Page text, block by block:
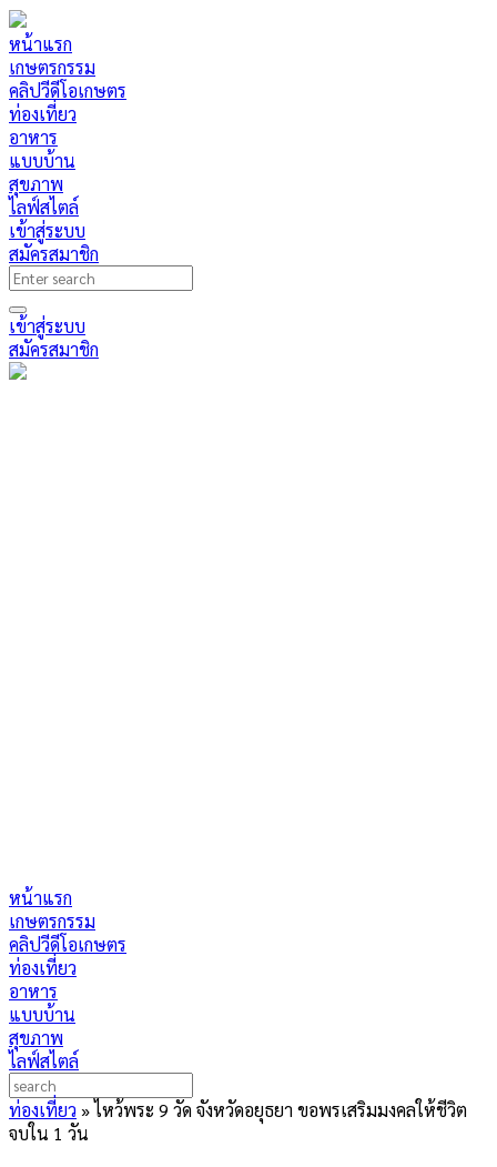
หน้าแรก
เกษตรกรรม
คลิปวีดีโอเกษตร
ท่องเที่ยว
อาหาร
แบบบ้าน
สุขภาพ
ไลฟ์สไตล์
เข้าสู่ระบบ
สมัครสมาชิก
เข้าสู่ระบบ
สมัครสมาชิก
หน้าแรก
เกษตรกรรม
คลิปวีดีโอเกษตร
ท่องเที่ยว
อาหาร
แบบบ้าน
สุขภาพ
ไลฟ์สไตล์
ท่องเที่ยว »ไหว้พระ 9 วัด จังหวัดอยุธยา ขอพรเสริมมงคลให้ชีวิต
จบใน 1 วัน